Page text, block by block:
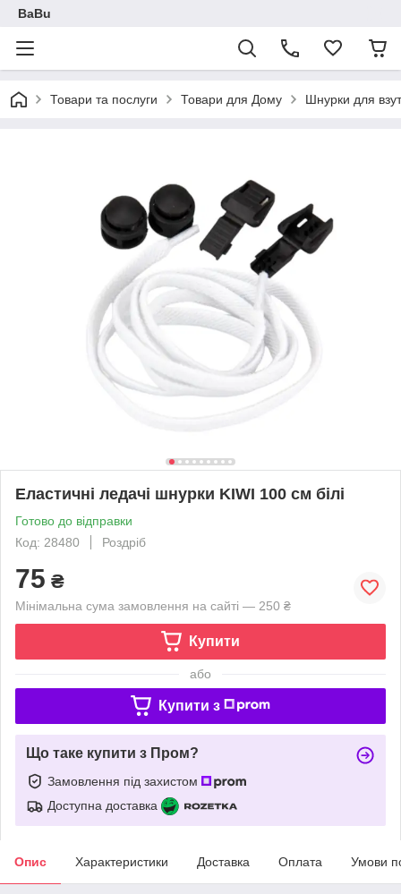
BaBu
Товари та послуги Товари для Дому Шнурки для
Еластичні ледачі шнурки KIWI 100 см білі
Готово до відправки
Код: 28480
Роздріб
75 ₴
Мінімальна сума замовлення на сайті — 250 ₴
Купити
або
Купити з
Що таке купити з Пром?
Замовлення під захистом
Доступна доставка
Опис Характеристики Доставка Оплата Умови